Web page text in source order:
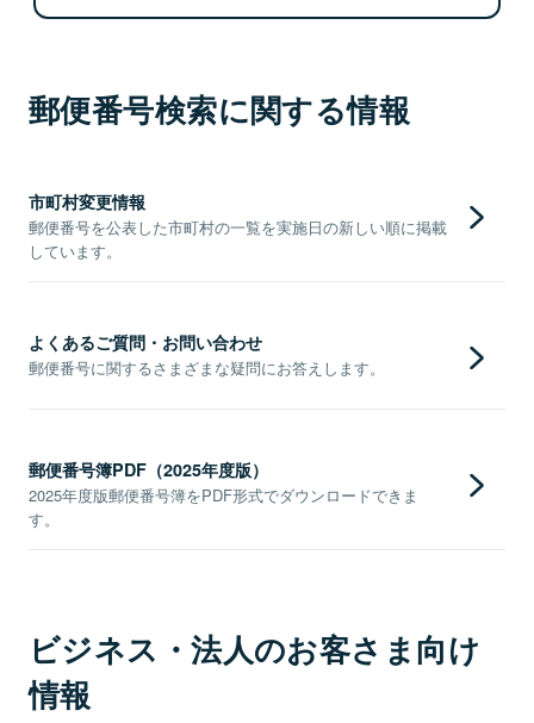
郵便番号検索に関する情報
市町村変更情報
郵便番号を公表した市町村の一覧を実施日の新しい順に掲載
しています。
よくあるご質問・お問い合わせ
郵便番号に関するさまざまな疑問にお答えします。
郵便番号簿PDF（2025年度版）
2025年度版郵便番号簿をPDF形式でダウンロードできま
す。
ビジネス・法人のお客さま向け
情報